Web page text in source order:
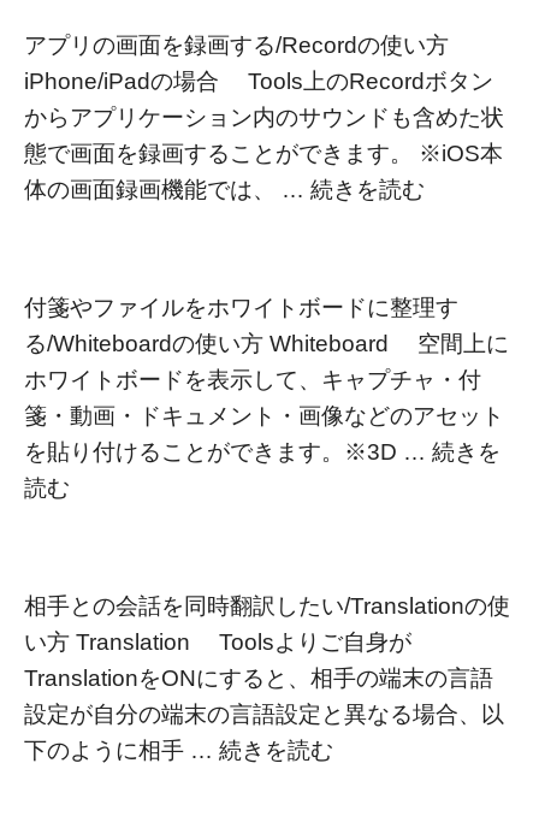
アプリの画面を録画する/Recordの使い方
iPhone/iPadの場合 Tools上のRecordボタン
からアプリケーション内のサウンドも含めた状
態で画面を録画することができます。 ※iOS本
体の画面録画機能では、 … 続きを読む
付箋やファイルをホワイトボードに整理す
る/Whiteboardの使い方 Whiteboard 空間上に
ホワイトボードを表示して、キャプチャ・付
箋・動画・ドキュメント・画像などのアセット
を貼り付けることができます。※3D … 続きを
読む
相手との会話を同時翻訳したい/Translationの使
い方 Translation Toolsよりご自身が
TranslationをONにすると、相手の端末の言語
設定が自分の端末の言語設定と異なる場合、以
下のように相手 … 続きを読む